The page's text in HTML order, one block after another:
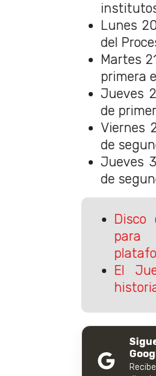
Lunes
del
Martes
primera
Jueves
de
Viernes
de
Jueves
de
Disco
para
El